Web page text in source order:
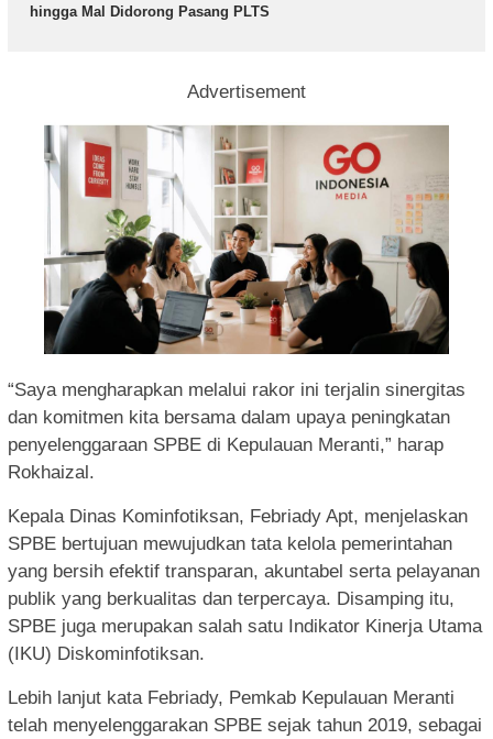
hingga Mal Didorong Pasang PLTS
Advertisement
“Saya mengharapkan melalui rakor ini terjalin sinergitas
dan komitmen kita bersama dalam upaya peningkatan
penyelenggaraan SPBE di Kepulauan Meranti,” harap
Rokhaizal.
Kepala Dinas Kominfotiksan, Febriady Apt, menjelaskan
SPBE bertujuan mewujudkan tata kelola pemerintahan
yang bersih efektif transparan, akuntabel serta pelayanan
publik yang berkualitas dan terpercaya. Disamping itu,
SPBE juga merupakan salah satu Indikator Kinerja Utama
(IKU) Diskominfotiksan.
Lebih lanjut kata Febriady, Pemkab Kepulauan Meranti
telah menyelenggarakan SPBE sejak tahun 2019, sebagai